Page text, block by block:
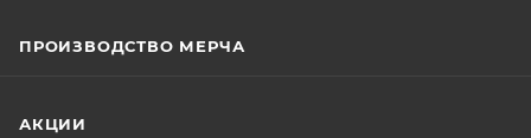
ПРОИЗВОДСТВО МЕРЧА
АКЦИИ